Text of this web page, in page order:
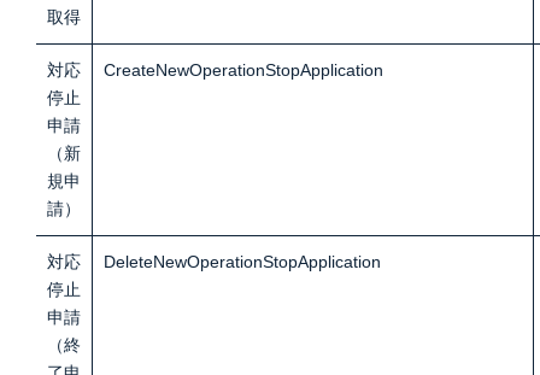
取得
対応
停止
申請
（新
規申
請）
CreateNewOperationStopApplication
対応
停止
申請
（終
DeleteNewOperationStopApplication